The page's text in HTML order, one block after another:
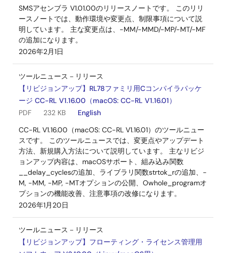
2017年2月3日
アップデート－コンパイラ
Cソースコンバータ CcnvCA78K0R V1.00.02
ZIP
63 KB
English
2017年2月3日
アップデート－コンパイラ
ログインしてダウンロード
ZIP
53 KB
English
2017年2月3日
アップデート－コンパイラ
CS+用 RL78コンパイラ CC-RL V1.04.00
ログインしてダウンロード
2017年1月20日
SMSアセンブラ V1.01.00のリリースノートです。 このリリ
ースノートでは、動作環境や変更点、制限事項について説
明しています。 主な変更点は、-MM/-MMD/-MP/-MT/-MF
の追加になります。
2026年2月1日
ツールニュース－リリース
【リビジョンアップ】RL78ファミリ用Cコンパイラパッケ
ージ CC-RL V1.16.00（macOS: CC-RL V1.16.01）
PDF
232 KB
English
CC-RL V1.16.00（macOS: CC-RL V1.16.01）のツールニュー
スです。 このツールニュースでは、変更点やアップデート
方法、新規購入方法について説明しています。 主なリビジ
ョンアップ内容は、macOSサポート、組み込み関数
__delay_cyclesの追加、ライブラリ関数strtok_rの追加、-
M, -MM, -MP, -MTオプションの公開、Owhole_programオ
プションの機能改善、注意事項の改修になります。
2026年1月20日
ツールニュース－リリース
【リビジョンアップ】フローティング・ライセンス管理用